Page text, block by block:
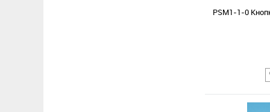
PSM1-1-0